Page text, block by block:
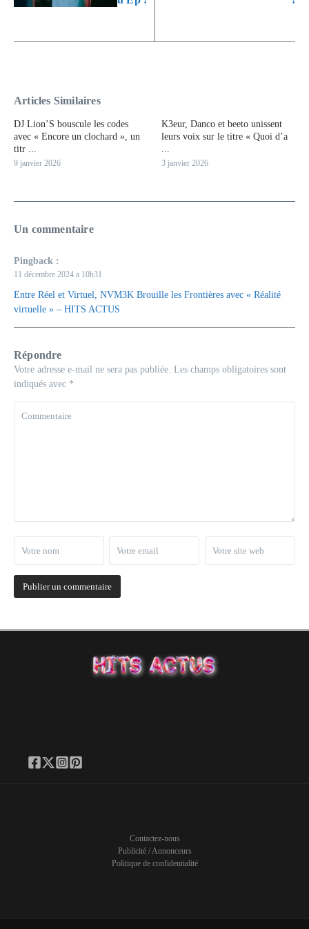
Articles Similaires
DJ Lion’S bouscule les codes
avec « Encore un clochard », un
titr ...
9 janvier 2026
K3eur, Danco et beeto unissent
leurs voix sur le titre « Quoi d’a
...
3 janvier 2026
Un commentaire
Pingback :
11 décembre 2024 a 10h31
Entre Réel et Virtuel, NVM3K Brouille les Frontières avec « Réalité
virtuelle » – HITS ACTUS
Répondre
Votre adresse e-mail ne sera pas publiée. Les champs obligatoires sont
indiqués avec *
Contactez-nous
Publicité / Annonceurs
Politique de confidentialité